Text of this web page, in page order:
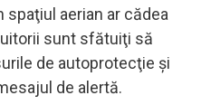
aerian ar cădea
sunt sfătuiţi să
de autoprotecţie şi
de alertă.